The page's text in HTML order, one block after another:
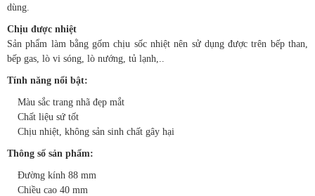
dùng.
Chịu được nhiệt
Sản phẩm làm bằng gốm chịu sốc nhiệt nên sử dụng được trên bếp than,
bếp gas, lò vi sóng, lò nướng, tủ lạnh,..
Tính năng nổi bật:
Màu sắc trang nhã đẹp mắt
Chất liệu sứ tốt
Chịu nhiệt, không sản sinh chất gây hại
Thông số sản phẩm:
Đường kính 88 mm
Chiều cao 40 mm